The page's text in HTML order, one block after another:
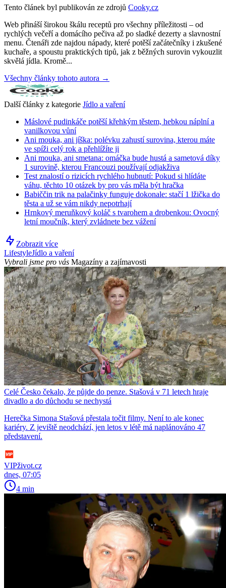
Tento článek byl publikován ze zdrojů Cooky.cz
Web přináší širokou škálu receptů pro všechny příležitosti – od
rychlých večeří a domácího pečiva až po sladké dezerty a slavnostní
menu. Čtenáři zde najdou nápady, které potěší začátečníky i zkušené
kuchaře, a spoustu praktických tipů, jak z běžných surovin vykouzlit
skvělá jídla. Kromě...
Všechny články tohoto autora →
Další články z kategorie Jídlo a vaření
Máslové pudinkáče potěší křehkým těstem, hebkou náplní a
vanilkovou vůní
Ani mouka, ani jíška: polévku zahustí surovina, kterou máte
ve spíži celý rok a přehlížíte ji
Ani mouka, ani smetana: omáčka bude hustá a sametová díky
1 surovině, kterou Francouzi používají odjakživa
Test znalostí o rizicích rychlého hubnutí: Pokud si hlídáte
váhu, těchto 10 otázek by pro vás měla být hračka
Babiččin trik na palačinky funguje dokonale: stačí 1 lžička do
těsta a už se vám nikdy nepotrhají
Hrnkový meruňkový koláč s tvarohem a drobenkou: Ovocný
letní moučník, který zvládnete bez vážení
Zobrazit více
LifestyleJídlo a vaření
Vybrali jsme pro vás Magazíny a zajímavosti
Celé Česko čekalo, že půjde do penze. Stašová v 71 letech hraje
divadlo a do důchodu se nechystá
Herečka Simona Stašová přestala točit filmy. Není to ale konec
kariéry. Z jeviště neodchází, jen letos v létě má naplánováno 47
představení.
VIPživot.cz
dnes, 07:05
4 min